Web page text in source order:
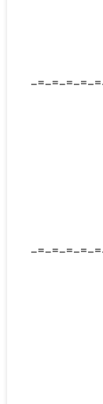
-=-=-=-=-
-=-=-=-=-